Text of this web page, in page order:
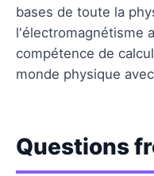
bases de toute la
l'électromagnétisme
compétence de
monde physique
Questions